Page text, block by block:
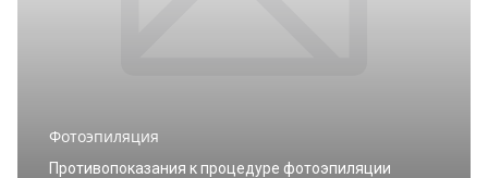
Фотоэпиляция
Противопоказания к процедуре фотоэпиляции